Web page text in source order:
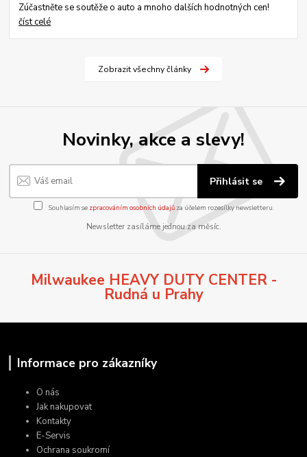
Zúčastněte se soutěže o auto a mnoho dalších hodnotných cen!
číst celé
Zobrazit všechny články
Novinky, akce a slevy!
Přihlásit se
Souhlasím se zpracováním osobních údajůza účelem rozesílky newsletteru.
Newsletter zasíláme jednou za měsíc.
Milwaukee HEAVY DUTY CENTER -
Rudná u Prahy
Informace pro zákazníky
O nás
Jak nakupovat
Kontakty
E-Servis
Ochrana soukromí